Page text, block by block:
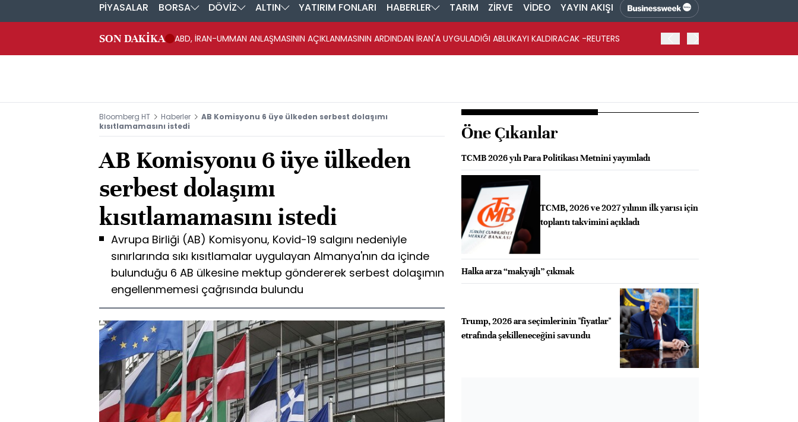
PİYASALAR BORSA DÖVİZ ALTIN YATIRIM FONLARI HABERLER TARIM ZİRVE VİDEO YAYIN AKIŞI
SON DAKİKA ABD, İRAN-UMMAN ANLAŞMASININ AÇIKLANMASININ ARDINDAN İRAN'A UYGULADIĞI ABLUKAYI KALDIRACAK -REUTERS
Bloomberg HT Haberler
AB Komisyonu 6 üye ülkeden serbest dolaşımı
kısıtlamamasını istedi
AB Komisyonu 6 üye ülkeden
serbest dolaşımı
kısıtlamamasını istedi
Avrupa Birliği (AB) Komisyonu, Kovid-19 salgını nedeniyle
sınırlarında sıkı kısıtlamalar uygulayan Almanya'nın da içinde
bulunduğu 6 AB ülkesine mektup göndererek serbest dolaşımın
engellenmemesi çağrısında bulundu
Öne Çıkanlar
TCMB 2026 yılı Para Politikası Metnini yayımladı
TCMB, 2026 ve 2027 yılının ilk yarısı için
toplantı takvimini açıkladı
Halka arza “makyajlı” çıkmak
Trump, 2026 ara seçimlerinin "fiyatlar"
etrafında şekilleneceğini savundu